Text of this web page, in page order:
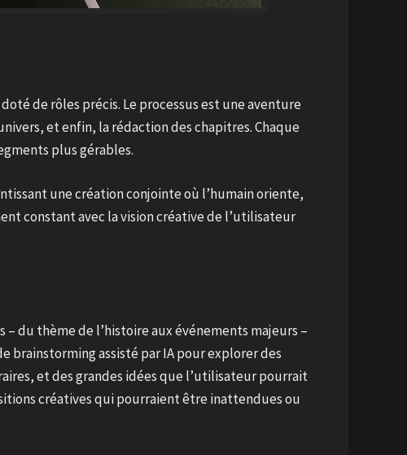
de rôles précis. Le processus est une aventure
et enfin, la rédaction des chapitres. Chaque
plus gérables.
une création conjointe où l’humain oriente,
constant avec la vision créative de l’utilisateur
du thème de l’histoire aux événements majeurs –
brainstorming assisté par IA pour explorer des
et des grandes idées que l’utilisateur pourrait
créatives qui pourraient être inattendues ou